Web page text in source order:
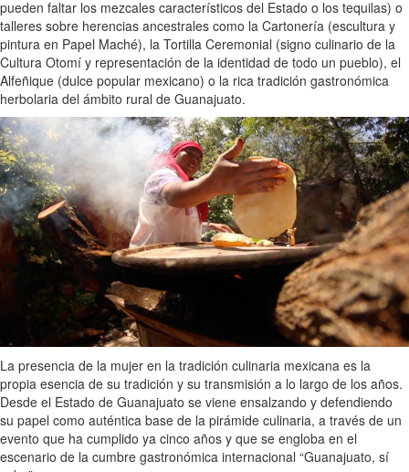
pueden faltar los mezcales característicos del Estado o los tequilas) o
talleres sobre herencias ancestrales como la Cartonería (escultura y
pintura en Papel Maché), la Tortilla Ceremonial (signo culinario de la
Cultura Otomí y representación de la identidad de todo un pueblo), el
Alfeñique (dulce popular mexicano) o la rica tradición gastronómica
herbolaria del ámbito rural de Guanajuato.
La presencia de la mujer en la tradición culinaria mexicana es la
propia esencia de su tradición y su transmisión a lo largo de los años.
Desde el Estado de Guanajuato se viene ensalzando y defendiendo
su papel como auténtica base de la pirámide culinaria, a través de un
evento que ha cumplido ya cinco años y que se engloba en el
escenario de la cumbre gastronómica internacional “Guanajuato, sí